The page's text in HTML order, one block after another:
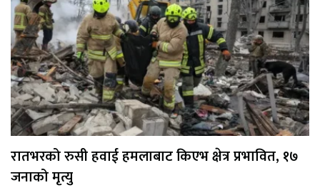
रातभरको रुसी हवाई हमलाबाट किएभ क्षेत्र प्रभावित, १७
जनाको मृत्यु